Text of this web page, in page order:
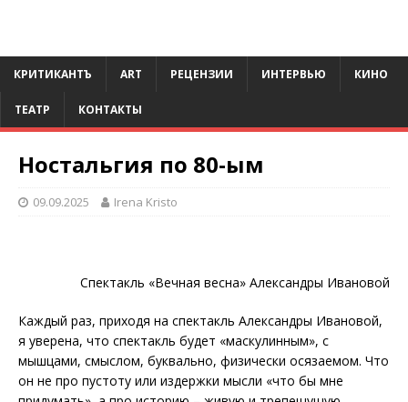
КРИТИКАНТЪ ART РЕЦЕНЗИИ ИНТЕРВЬЮ КИНО
ТЕАТР КОНТАКТЫ
Ностальгия по 80-ым
09.09.2025 Irena Kristo
Спектакль «Вечная весна» Александры Ивановой
Каждый раз, приходя на спектакль Александры Ивановой,
я уверена, что спектакль будет «маскулинным», с
мышцами, смыслом, буквально, физически осязаемом. Что
он не про пустоту или издержки мысли «что бы мне